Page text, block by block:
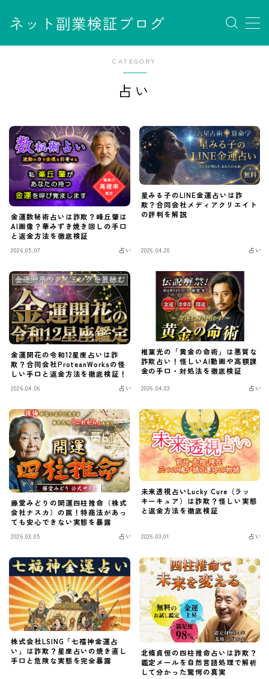
ネット副業検証ブログ
MENU
プライバシーポリシー
免責事項
利用規約／特定商取引法に基づく表記
有料記事の決済完了ページ
運営者情報
CATEGORY
占い
金運数秘術占いは詐欺？峰丘肇は
AI画像？華みずき焼き回しの手口
と返金方法を徹底検証
2026.05.07 占い
星みる子のLINE金運占いは詐
欺？合同会社メディアクリエイト
の評判を解説
2026.04.20 占い
金運開花の令和12星座占いは詐
欺？合同会社ProteanWorksの怪
しい手口と返金方法を徹底検証！
2026.04.06 占い
椎葉光の「黄金の命術」は悪質な
詐欺占い！怪しいAI動画や高額課
金の手口・対処法を徹底検証
2026.04.03 占い
藤堂みどりの開運四柱推命（株式
会社ナスカ）の罠！特商法があっ
ても安心できない実態を暴露
2026.03.05 占い
未来透視占いLucky Cure（ラッ
キーキュア）は詐欺？怪しい実態
と返金方法を徹底検証
2026.03.01 占い
株式会社LSING「七福神金運占
い」は詐欺？星座占いの焼き直し
手口と危険な実態を完全暴露
北條貞恒の四柱推命占いは詐欺？
鑑定メールを自然言語処理で解析
して分かった驚愕の真実